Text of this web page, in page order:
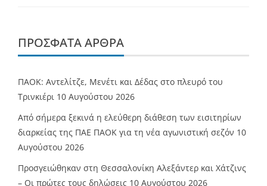
ΠΡΌΣΦΑΤΑ ΆΡΘΡΑ
ΠΑΟΚ: Αντελίτζε, Μενέτι και Δέδας στο πλευρό του
Τρινκιέρι 10 Αυγούστου 2026
Από σήμερα ξεκινά η ελεύθερη διάθεση των εισιτηρίων
διαρκείας της ΠΑΕ ΠΑΟΚ για τη νέα αγωνιστική σεζόν 10
Αυγούστου 2026
Προσγειώθηκαν στη Θεσσαλονίκη Αλεξάντερ και Χάτζινς
– Οι πρώτες τους δηλώσεις 10 Αυγούστου 2026